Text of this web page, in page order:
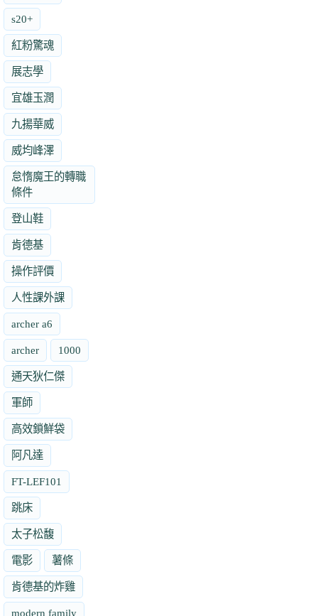
s20+
紅粉驚魂
展志學
宜雄玉潤
九揚華威
威均峰澤
怠惰魔王的轉職
條件
登山鞋
肯德基
操作評價
人性課外課
archer a6
archer 1000
通天狄仁傑
軍師
高效鎖鮮袋
阿凡達
FT-LEF101
跳床
太子松馥
電影 薯條
肯德基的炸雞
modern family